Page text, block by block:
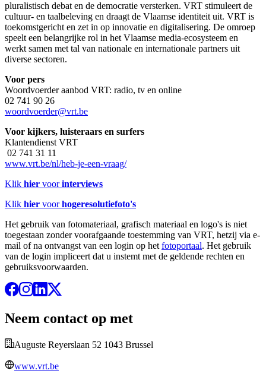
pluralistisch debat en de democratie versterken. VRT stimuleert de
cultuur- en taalbeleving en draagt de Vlaamse identiteit uit. VRT is
toekomstgericht en zet in op innovatie en digitalisering. De omroep
speelt een belangrijke rol in het Vlaamse media-ecosysteem en
werkt samen met tal van nationale en internationale partners uit
diverse sectoren.
Voor pers
Woordvoerder aanbod VRT: radio, tv en online
02 741 90 26
woordvoerder@vrt.be
Voor kijkers, luisteraars en surfers
Klantendienst VRT
02 741 31 11
www.vrt.be/nl/heb-je-een-vraag/
Klik hier voorinterviews
Klik hier voorhogeresolutiefoto's
Het gebruik van fotomateriaal, grafisch materiaal en logo's is niet
toegestaan zonder voorafgaande toestemming van VRT, hetzij via e-
mail of na ontvangst van een login op het fotoportaal. Het gebruik
van de login impliceert dat u instemt met de geldende rechten en
gebruiksvoorwaarden.
Neem contact op met
Auguste Reyerslaan 52 1043 Brussel
www.vrt.be